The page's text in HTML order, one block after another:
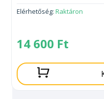
Elérhetőség: Raktáron
14 600 Ft